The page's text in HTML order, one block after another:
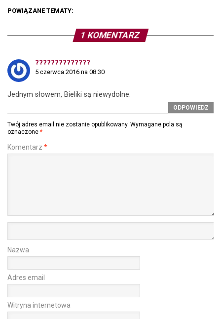
POWIĄZANE TEMATY:
1 KOMENTARZ
??????????????
5 czerwca 2016 na 08:30
Jednym słowem, Bieliki są niewydolne.
ODPOWIEDZ
Twój adres email nie zostanie opublikowany. Wymagane pola są
oznaczone *
Komentarz *
Nazwa
Adres email
Witryna internetowa